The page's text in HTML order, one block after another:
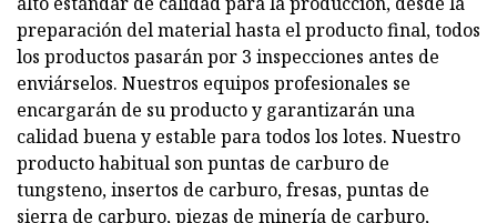
preparación del material hasta el producto final, todos
los productos pasarán por 3 inspecciones antes de
enviárselos. Nuestros equipos profesionales se
encargarán de su producto y garantizarán una
calidad buena y estable para todos los lotes. Nuestro
producto habitual son puntas de carburo de
tungsteno, insertos de carburo, fresas, puntas de
sierra de carburo, piezas de minería de carburo,